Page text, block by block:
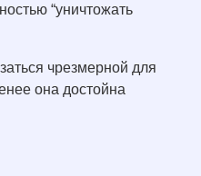
“уничтожать
чрезмерной для
она достойна